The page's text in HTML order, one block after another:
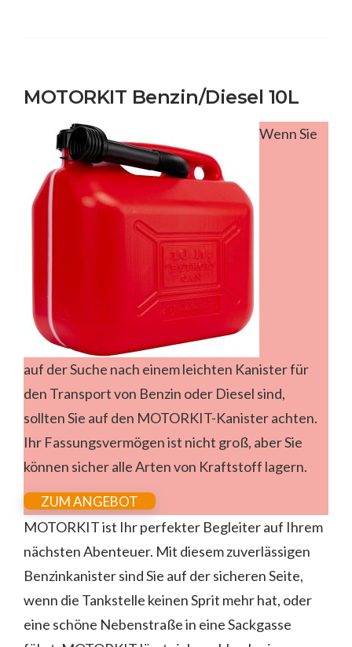
MOTORKIT Benzin/Diesel 10L
Wenn Sie
auf der Suche nach einem leichten Kanister für
den Transport von Benzin oder Diesel sind,
sollten Sie auf den MOTORKIT-Kanister achten.
Ihr Fassungsvermögen ist nicht groß, aber Sie
können sicher alle Arten von Kraftstoff lagern.
ZUM ANGEBOT
MOTORKIT ist Ihr perfekter Begleiter auf Ihrem
nächsten Abenteuer. Mit diesem zuverlässigen
Benzinkanister sind Sie auf der sicheren Seite,
wenn die Tankstelle keinen Sprit mehr hat, oder
eine schöne Nebenstraße in eine Sackgasse